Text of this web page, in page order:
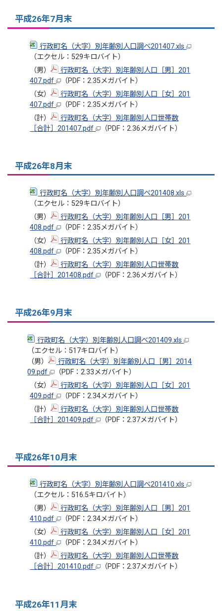
平成26年7月末
行政町名（大字）別年齢別人口調べ201407.xls
（エクセル：529キロバイト）
（男）
行政町名（大字）別年齢別人口［男］201
407.pdf
（PDF：2.35メガバイト）
（女）
行政町名（大字）別年齢別人口［女］201
407.pdf
（PDF：2.35メガバイト）
（計）
行政町名（大字）別年齢別人口世帯数
［合計］201407.pdf
（PDF：2.36メガバイト）
平成26年8月末
行政町名（大字）別年齢別人口調べ201408.xls
（エクセル：529キロバイト）
（男）
行政町名（大字）別年齢別人口［男］201
408.pdf
（PDF：2.35メガバイト）
（女）
行政町名（大字）別年齢別人口［女］201
408.pdf
（PDF：2.35メガバイト）
（計）
行政町名（大字）別年齢別人口世帯数
［合計］201408.pdf
（PDF：2.36メガバイト）
平成26年9月末
行政町名（大字）別年齢別人口調べ201409.xls
（エクセル：517キロバイト）
（男）
行政町名（大字）別年齢別人口［男］2014
09.pdf
（PDF：2.33メガバイト）
（女）
行政町名（大字）別年齢別人口［女］201
409.pdf
（PDF：2.34メガバイト）
（計）
行政町名（大字）別年齢別人口世帯数
［合計］201409.pdf
（PDF：2.37メガバイト）
平成26年10月末
行政町名（大字）別年齢別人口調べ201410.xls
（エクセル：516.5キロバイト）
（男）
行政町名（大字）別年齢別人口［男］201
410.pdf
（PDF：2.34メガバイト）
（女）
行政町名（大字）別年齢別人口［女］201
410.pdf
（PDF：2.34メガバイト）
（計）
行政町名（大字）別年齢別人口世帯数
［合計］201410.pdf
（PDF：2.37メガバイト）
平成26年11月末